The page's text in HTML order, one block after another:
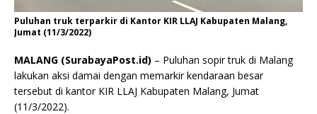
Puluhan truk terparkir di Kantor KIR LLAJ Kabupaten Malang,
Jumat (11/3/2022)
MALANG (SurabayaPost.id) – Puluhan sopir truk di Malang
lakukan aksi damai dengan memarkir kendaraan besar
tersebut di kantor KIR LLAJ Kabupaten Malang, Jumat
(11/3/2022).